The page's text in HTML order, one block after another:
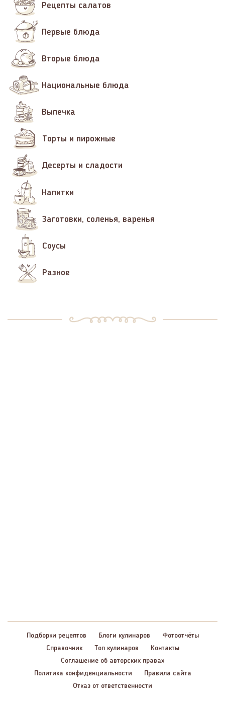
Рецепты салатов
Первые блюда
Вторые блюда
Национальные блюда
Выпечка
Торты и пирожные
Десерты и сладости
Напитки
Заготовки, соленья, варенья
Соусы
Разное
Подборки рецептов Блоги кулинаров
Фотоотчёты
Справочник
Топ кулинаров
Контакты
Соглашение об авторских правах
Политика конфиденциальности
Правила сайта
Отказ от ответственности